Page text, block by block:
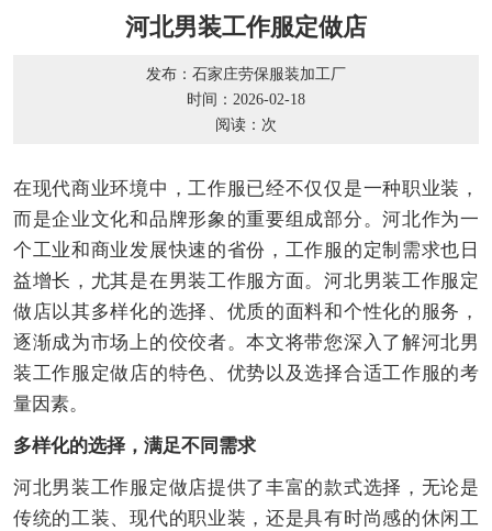
河北男装工作服定做店
发布：石家庄劳保服装加工厂
时间：2026-02-18
阅读： 次
在现代商业环境中，工作服已经不仅仅是一种职业装，
而是企业文化和品牌形象的重要组成部分。河北作为一
个工业和商业发展快速的省份，工作服的定制需求也日
益增长，尤其是在男装工作服方面。河北男装工作服定
做店以其多样化的选择、优质的面料和个性化的服务，
逐渐成为市场上的佼佼者。本文将带您深入了解河北男
装工作服定做店的特色、优势以及选择合适工作服的考
量因素。
多样化的选择，满足不同需求
河北男装工作服定做店提供了丰富的款式选择，无论是
传统的工装、现代的职业装，还是具有时尚感的休闲工